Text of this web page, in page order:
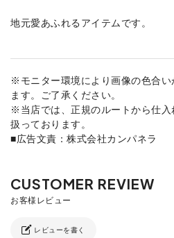
地元愛あふれるアイテムです。
※モニター環境により画像の色合
ます。ご了承ください。
※当店では、正規のルートから仕入
扱っております。
■広告文責：株式会社カンパネラ
レビューを書く